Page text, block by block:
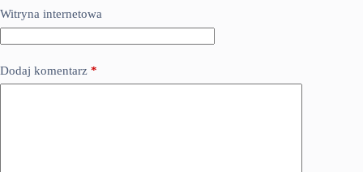
Witryna internetowa
Dodaj komentarz *